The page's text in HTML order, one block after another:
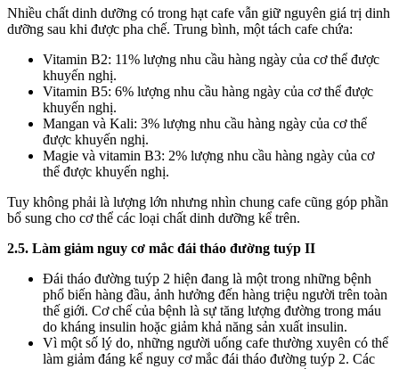
Nhiều chất dinh dưỡng có trong hạt cafe vẫn giữ nguyên giá trị dinh
dưỡng sau khi được pha chế. Trung bình, một tách cafe chứa:
Vitamin B2: 11% lượng nhu cầu hàng ngày của cơ thể được
khuyến nghị.
Vitamin B5: 6% lượng nhu cầu hàng ngày của cơ thể được
khuyến nghị.
Mangan và Kali: 3% lượng nhu cầu hàng ngày của cơ thể
được khuyến nghị.
Magie và vitamin B3: 2% lượng nhu cầu hàng ngày của cơ
thể được khuyến nghị.
Tuy không phải là lượng lớn nhưng nhìn chung cafe cũng góp phần
bổ sung cho cơ thể các loại chất dinh dưỡng kể trên.
2.5. Làm giảm nguy cơ mắc đái tháo đường tuýp II
Đái tháo đường tuýp 2 hiện đang là một trong những bệnh
phổ biến hàng đầu, ảnh hưởng đến hàng triệu người trên toàn
thế giới. Cơ chế của bệnh là sự tăng lượng đường trong máu
do kháng insulin hoặc giảm khả năng sản xuất insulin.
Vì một số lý do, những người uống cafe thường xuyên có thể
làm giảm đáng kể nguy cơ mắc đái tháo đường tuýp 2. Các